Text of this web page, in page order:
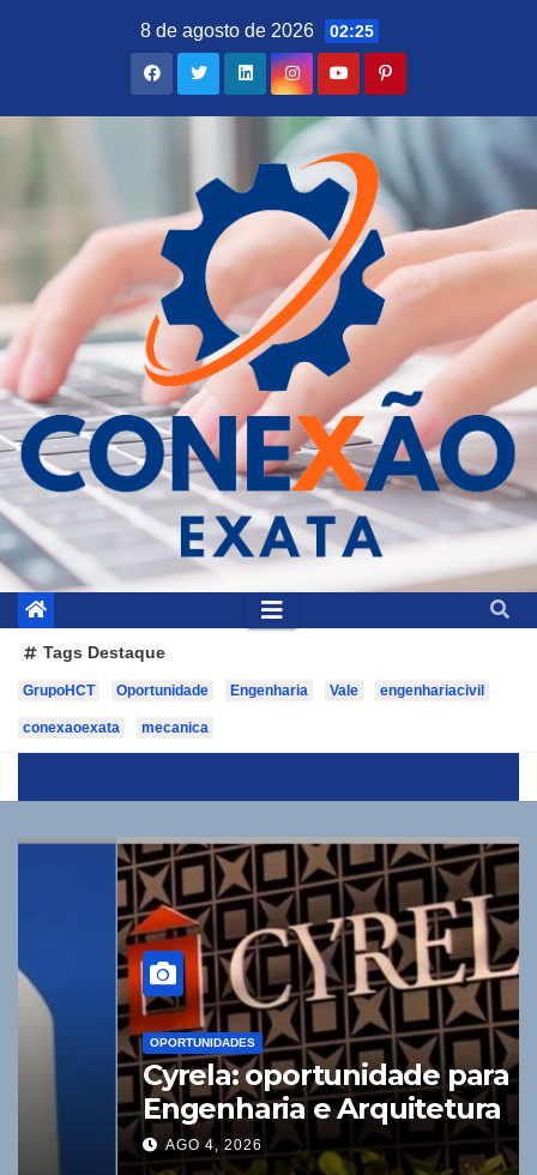
8 de agosto de 2026 02:25
Tags Destaque
GrupoHCT Oportunidade Engenharia Vale engenhariacivil
conexaoexata mecanica
OPORTUNIDADES
Cyrela: oportunidade para
Engenharia e Arquitetura
AGO 4, 2026